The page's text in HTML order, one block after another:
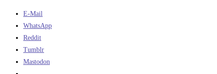
E-Mail
WhatsApp
Reddit
Tumblr
Mastodon